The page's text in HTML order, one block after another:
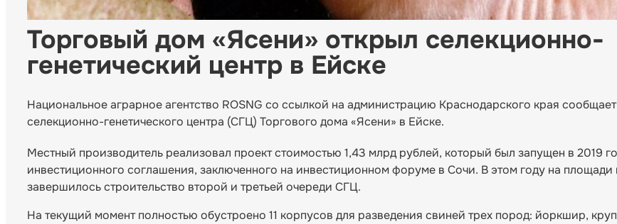
Торговый дом «Ясени» открыл селекционно-
генетический центр в Ейске
Национальное аграрное агентство ROSNG со ссылкой на администрацию Краснодарского края
селекционно-генетического центра (СГЦ) Торгового дома «Ясени» в Ейске.
Местный производитель реализовал проект стоимостью 1,43 млрд рублей, который был запущен в 2019
инвестиционного соглашения, заключенного на инвестиционном форуме в Сочи. В этом году на площади
завершилось строительство второй и третьей очереди СГЦ.
На текущий момент полностью обустроено 11 корпусов для разведения свиней трех пород: йоркшир,